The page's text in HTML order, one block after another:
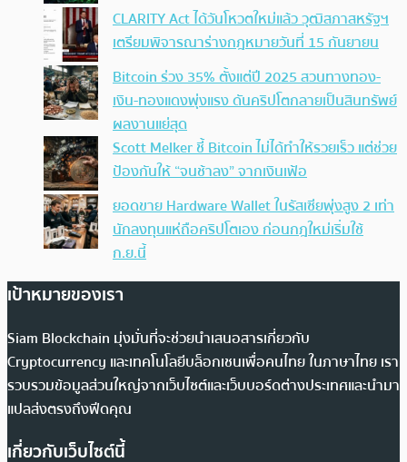
CLARITY Act ได้วันโหวตใหม่แล้ว วุฒิสภาสหรัฐฯ
เตรียมพิจารณาร่างกฎหมายวันที่ 15 กันยายน
Bitcoin ร่วง 35% ตั้งแต่ปี 2025 สวนทางทอง-
เงิน-ทองแดงพุ่งแรง ดันคริปโตกลายเป็นสินทรัพย์
ผลงานแย่สุด
Scott Melker ชี้ Bitcoin ไม่ได้ทำให้รวยเร็ว แต่ช่วย
ป้องกันให้ “จนช้าลง” จากเงินเฟ้อ
ยอดขาย Hardware Wallet ในรัสเซียพุ่งสูง 2 เท่า
นักลงทุนแห่ถือคริปโตเอง ก่อนกฎใหม่เริ่มใช้
ก.ย.นี้
เป้าหมายของเรา
Siam Blockchain มุ่งมั่นที่จะช่วยนำเสนอสารเกี่ยวกับ
Cryptocurrency และเทคโนโลยีบล็อกเชนเพื่อคนไทย ในภาษาไทย เรา
รวบรวมข้อมูลส่วนใหญ่จากเว็บไซต์และเว็บบอร์ดต่างประเทศและนำมา
แปลส่งตรงถึงฟีดคุณ
เกี่ยวกับเว็บไซต์นี้